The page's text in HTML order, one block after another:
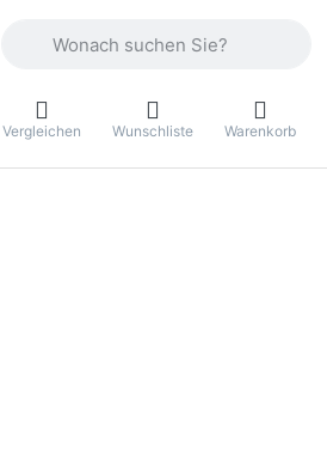
Vergleichen Wunschliste Warenkorb